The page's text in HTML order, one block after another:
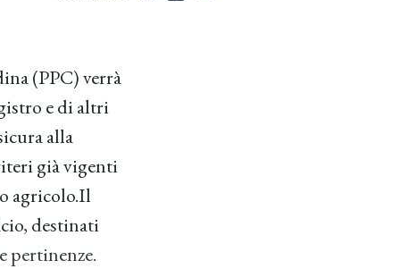
(PPC) verrà
e di altri
alla
già vigenti
agricolo.Il
destinati
pertinenze.